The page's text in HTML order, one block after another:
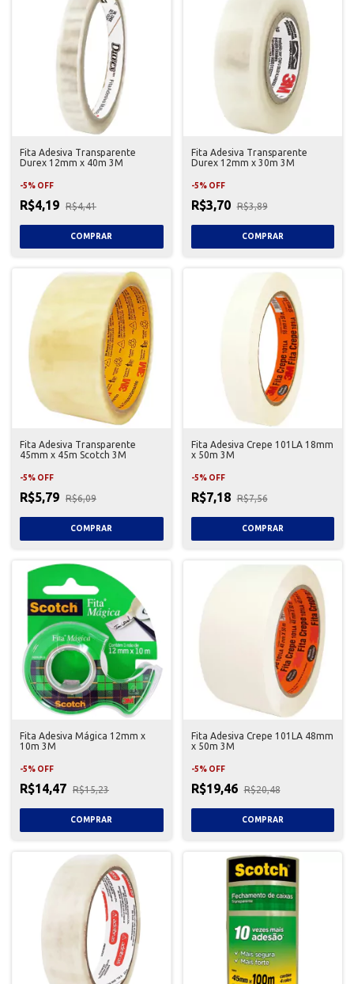
Fita Adesiva Transparente
Durex 12mm x 40m 3M
-5% OFF
R$4,19 R$4,41
Fita Adesiva Transparente
Durex 12mm x 30m 3M
-5% OFF
R$3,70 R$3,89
Fita Adesiva Transparente
45mm x 45m Scotch 3M
-5% OFF
R$5,79 R$6,09
Fita Adesiva Crepe 101LA 18mm
x 50m 3M
-5% OFF
R$7,18 R$7,56
Fita Adesiva Mágica 12mm x
10m 3M
-5% OFF
R$14,47 R$15,23
Fita Adesiva Crepe 101LA 48mm
x 50m 3M
-5% OFF
R$19,46 R$20,48